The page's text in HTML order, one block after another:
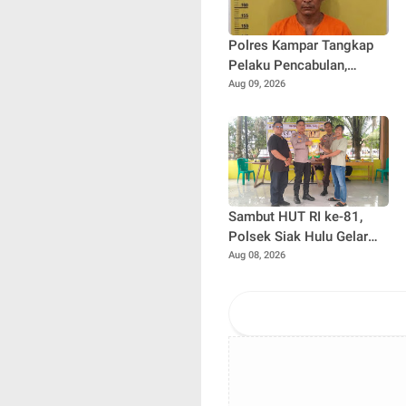
Polres Kampar Tangkap
Pelaku Pencabulan,
Sebelumnya Korban di
Aug 09, 2026
Sambut HUT RI ke-81,
Polsek Siak Hulu Gelar
Pasar Murah di Desa Baru
Aug 08, 2026